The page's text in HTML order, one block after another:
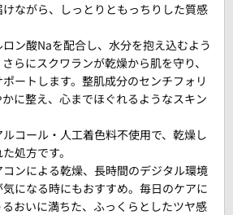
ながら、しっとりともっちりした質感
ン酸Naを配合し、水分を抱え込むよう
らにスクワランが乾燥から肌を守り、
ートします。整肌成分のセンチフォリ
に整え、心までほぐれるようなスキン
コール・人工着色料不使用で、乾燥し
処方です。
ンによる乾燥、長時間のデジタル環境
になる時にもおすすめ。毎日のケアに
おいに満ちた、ふっくらとしたツヤ感